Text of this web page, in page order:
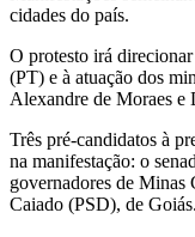
cidades do país.
O protesto irá
(PT) e à atuação dos
Alexandre de Moraes e
Três pré-candidatos à
na manifestação: o
governadores de
Caiado (PSD), de Goiás.